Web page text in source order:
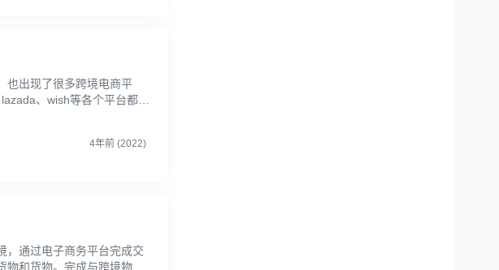
也出现了很多跨境电商平
、wish等各个平台都有
4年前 (2022)
，通过电子商务平台完成交
和货物。完成与跨境物流